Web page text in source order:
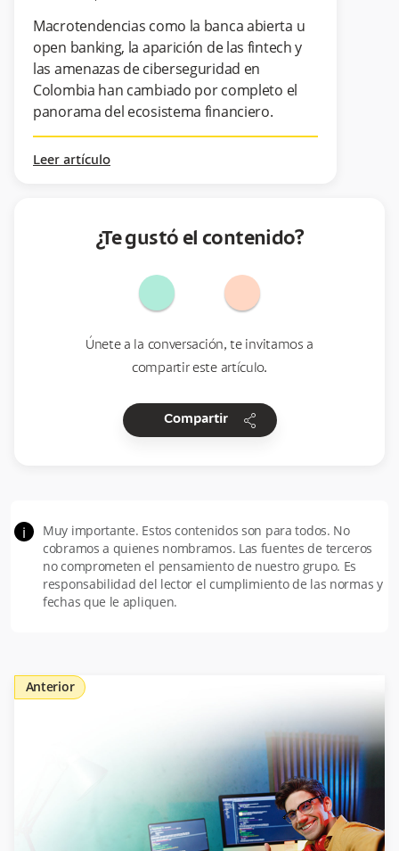
Macrotendencias como la banca abierta u
open banking, la aparición de las fintech y
las amenazas de ciberseguridad en
Colombia han cambiado por completo el
panorama del ecosistema financiero.
Leer artículo
¿Te gustó el contenido?
Únete a la conversación, te invitamos a
compartir este artículo.
Compartir share
i
Muy importante. Estos contenidos son para todos. No
cobramos a quienes nombramos. Las fuentes de terceros
no comprometen el pensamiento de nuestro grupo. Es
responsabilidad del lector el cumplimiento de las normas y
fechas que le apliquen.
Anterior